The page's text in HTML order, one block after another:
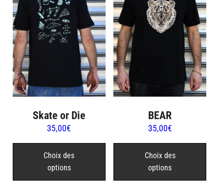
Skate or Die
35,00€
Choix des
options
Ce
plusieurs
BEAR
35,00€
Choix des
options
Ce